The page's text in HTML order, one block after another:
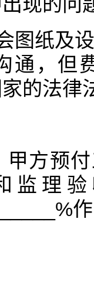
图纸及
通，但
的法律
甲方预
监理